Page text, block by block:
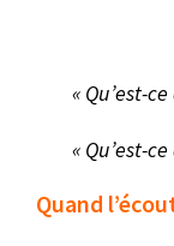
« Qu’est-
« Qu’est-
Quand